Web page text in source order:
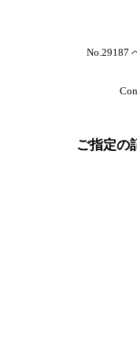
No.29187
ご指定の